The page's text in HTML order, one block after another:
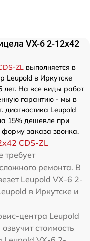
VX-6 2-12x42
ZL выполняется в
Leupold в Иркутске
лет. На все виды работ
гарантию - мы в
диагностика Leupold
15% дешевле при
заказа звонка.
CDS-ZL
требует
ремонта. В
Leupold VX-6 2-
в Иркутске и
центра Leupold
стоимость